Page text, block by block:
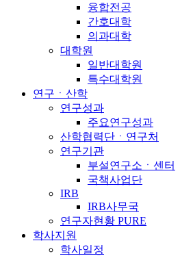
융합전공
간호대학
의과대학
대학원
일반대학원
특수대학원
연구ㆍ산학
연구성과
주요연구성과
산학협력단ㆍ연구처
연구기관
부설연구소ㆍ센터
국책사업단
IRB
IRB사무국
연구자현황 PURE
학사지원
학사일정